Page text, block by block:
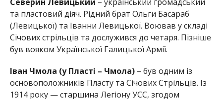
та пластовий діяч. Рідний брат Ольги Басараб
(Левицької) та Іванни Левицької. Воював у складі
Січових стрільців та дослужився до четаря. Пізніше
був вояком Української Галицької Армії.
Іван Чмола (у Пласті – Чмола)– був одним із
основоположників Пласту та Січових Стрільців. Із
1914 року — старшина Легіону УСС, згодом